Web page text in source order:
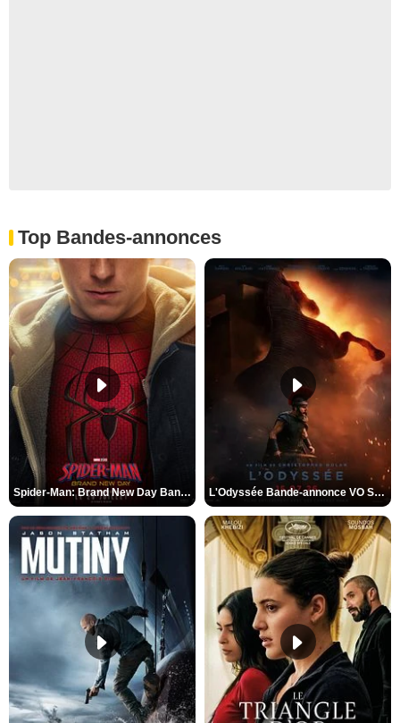
Top Bandes-annonces
Spider-Man: Brand New Day Bande-annonce VO STFR L'Odyssée Bande-annonce VO STFR